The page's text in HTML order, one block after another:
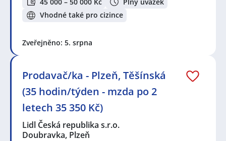
Vhodné také pro cizince
Zveřejněno: 5. srpna
Prodavač/ka - Plzeň, Těšínská
(35 hodin/týden - mzda po 2
letech 35 350 Kč)
Lidl Česká republika s.r.o.
Doubravka, Plzeň